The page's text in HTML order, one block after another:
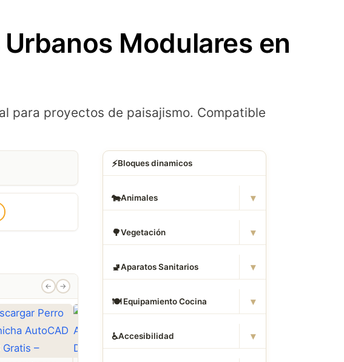
Modulares en
para proyectos de paisajismo. Compatible
← →
⚡Bloques dinamicos
🐄Animales ▾
🌳Vegetación ▾
🚽Aparatos Sanitarios ▾
🍽️ Equipamiento Cocina ▾
♿Accesibilidad ▾